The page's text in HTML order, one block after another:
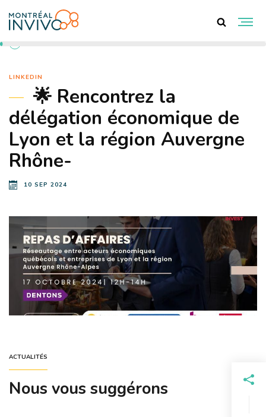
LINKEDIN
🌟 Rencontrez la
délégation économique de
Lyon et la région Auvergne
Rhône-
10 SEP 2024
ACTUALITÉS
Nous vous suggérons